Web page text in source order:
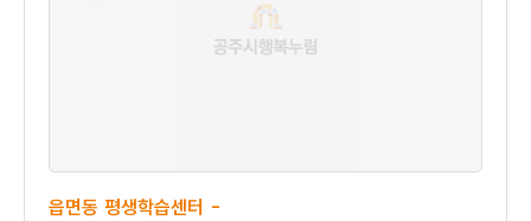
읍면동 평생학습센터 -